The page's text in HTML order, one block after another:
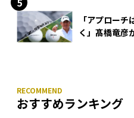
「アプロー
く」髙橋竜彦
おすすめランキング